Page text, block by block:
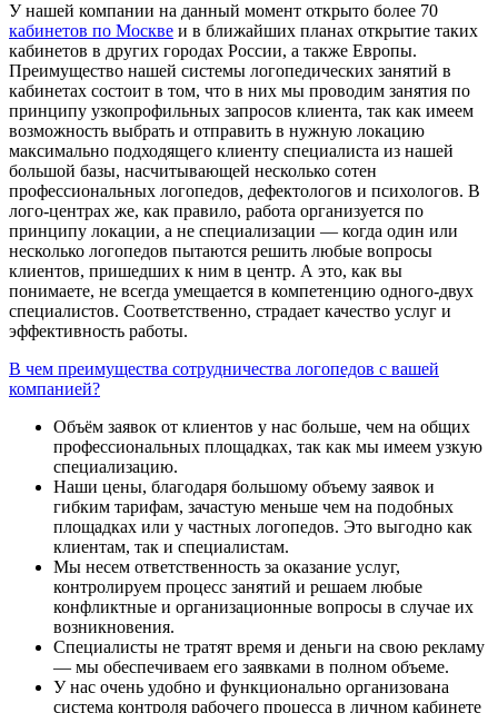
У нашей компании на данный момент открыто более 70
кабинетов по Москве и в ближайших планах открытие таких
кабинетов в других городах России, а также Европы.
Преимущество нашей системы логопедических занятий в
кабинетах состоит в том, что в них мы проводим занятия по
принципу узкопрофильных запросов клиента, так как имеем
возможность выбрать и отправить в нужную локацию
максимально подходящего клиенту специалиста из нашей
большой базы, насчитывающей несколько сотен
профессиональных логопедов, дефектологов и психологов. В
лого-центрах же, как правило, работа организуется по
принципу локации, а не специализации — когда один или
несколько логопедов пытаются решить любые вопросы
клиентов, пришедших к ним в центр. А это, как вы
понимаете, не всегда умещается в компетенцию одного-двух
специалистов. Соответственно, страдает качество услуг и
эффективность работы.
В чем преимущества сотрудничества логопедов с вашей
компанией?
Объём заявок от клиентов у нас больше, чем на общих
профессиональных площадках, так как мы имеем узкую
специализацию.
Наши цены, благодаря большому объему заявок и
гибким тарифам, зачастую меньше чем на подобных
площадках или у частных логопедов. Это выгодно как
клиентам, так и специалистам.
Мы несем ответственность за оказание услуг,
контролируем процесс занятий и решаем любые
конфликтные и организационные вопросы в случае их
возникновения.
Специалисты не тратят время и деньги на свою рекламу
— мы обеспечиваем его заявками в полном объеме.
У нас очень удобно и функционально организована
система контроля рабочего процесса в личном кабинете